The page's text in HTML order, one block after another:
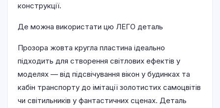
конструкції.
Де можна використати цю ЛЕГО деталь
Прозора жовта кругла пластина ідеально
підходить для створення світлових ефектів у
моделях — від підсвічування вікон у будинках та
кабін транспорту до імітації золотистих самоцвітів
чи світильників у фантастичних сценах. Деталь